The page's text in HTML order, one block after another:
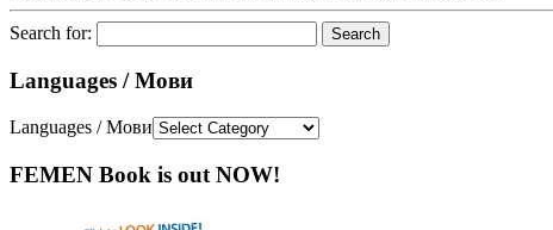
Search for:
Languages / Мови
Languages / Мови
FEMEN Book is out NOW!